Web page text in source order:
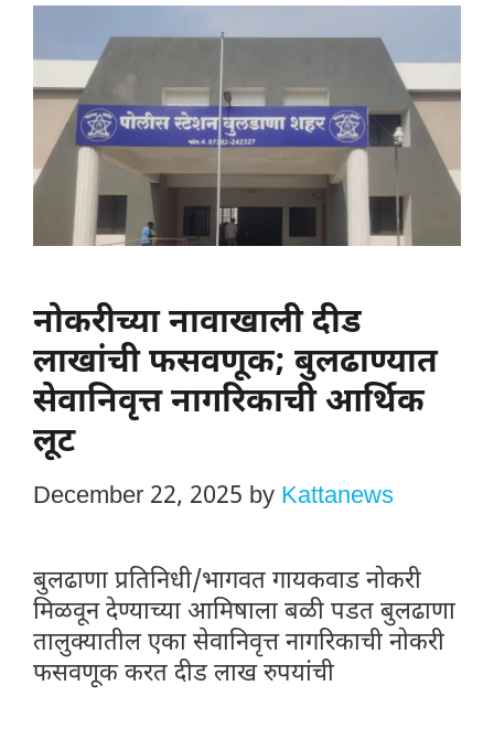
नोकरीच्या नावाखाली दीड
लाखांची फसवणूक; बुलढाण्यात
सेवानिवृत्त नागरिकाची आर्थिक
लूट
December 22, 2025 by Kattanews
बुलढाणा प्रतिनिधी/भागवत गायकवाड नोकरी
मिळवून देण्याच्या आमिषाला बळी पडत बुलढाणा
तालुक्यातील एका सेवानिवृत्त नागरिकाची नोकरी
फसवणूक करत दीड लाख रुपयांची